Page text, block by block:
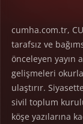
cumha.com.tr,
tarafsız ve
önceleyen yayın
gelişmeleri
ulaştırır.
sivil toplum
köşe yazılarına